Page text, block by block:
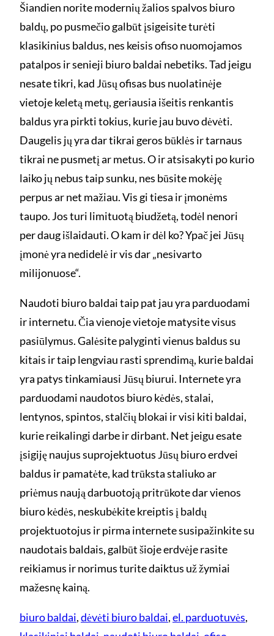
Šiandien norite modernių žalios spalvos biuro
baldų, po pusmečio galbūt įsigeisite turėti
klasikinius baldus, nes keisis ofiso nuomojamos
patalpos ir senieji biuro baldai nebetiks. Tad jeigu
nesate tikri, kad Jūsų ofisas bus nuolatinėje
vietoje keletą metų, geriausia išeitis renkantis
baldus yra pirkti tokius, kurie jau buvo dėvėti.
Daugelis jų yra dar tikrai geros būklės ir tarnaus
tikrai ne pusmetį ar metus. O ir atsisakyti po kurio
laiko jų nebus taip sunku, nes būsite mokėję
perpus ar net mažiau. Vis gi tiesa ir įmonėms
taupo. Jos turi limituotą biudžetą, todėl nenori
per daug išlaidauti. O kam ir dėl ko? Ypač jei Jūsų
įmonė yra nedidelė ir vis dar „nesivarto
milijonuose“.
Naudoti biuro baldai taip pat jau yra parduodami
ir internetu. Čia vienoje vietoje matysite visus
pasiūlymus. Galėsite palyginti vienus baldus su
kitais ir taip lengviau rasti sprendimą, kurie baldai
yra patys tinkamiausi Jūsų biurui. Internete yra
parduodami naudotos biuro kėdės, stalai,
lentynos, spintos, stalčių blokai ir visi kiti baldai,
kurie reikalingi darbe ir dirbant. Net jeigu esate
įsigiję naujus suprojektuotus Jūsų biuro erdvei
baldus ir pamatėte, kad trūksta staliuko ar
priėmus naują darbuotoją pritrūkote dar vienos
biuro kėdės, neskubėkite kreiptis į baldų
projektuotojus ir pirma internete susipažinkite su
naudotais baldais, galbūt šioje erdvėje rasite
reikiamus ir norimus turite daiktus už žymiai
mažesnę kainą.
biuro baldai, dėvėti biuro baldai, el. parduotuvės